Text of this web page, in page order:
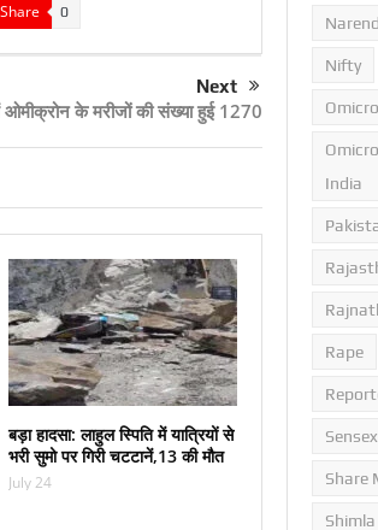
Share 0
Next
ओमीक्रोन के मरीजों की संख्या हुई 1270
बड़ा हादसा: लाहुल स्पिति में यात्रियों से
भरी सुमो पर गिरी चटटानें,13 की मौत
July 24
Nifty
India
Rape
Sensex
Share
Shimla